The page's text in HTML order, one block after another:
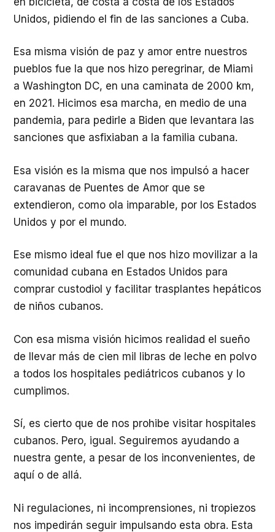
Unidos, pidiendo el fin de las sanciones a Cuba.
Esa misma visión de paz y amor entre nuestros
pueblos fue la que nos hizo peregrinar, de Miami
a Washington DC, en una caminata de 2000 km,
en 2021. Hicimos esa marcha, en medio de una
pandemia, para pedirle a Biden que levantara las
sanciones que asfixiaban a la familia cubana.
Esa visión es la misma que nos impulsó a hacer
caravanas de Puentes de Amor que se
extendieron, como ola imparable, por los Estados
Unidos y por el mundo.
Ese mismo ideal fue el que nos hizo movilizar a la
comunidad cubana en Estados Unidos para
comprar custodiol y facilitar trasplantes hepáticos
de niños cubanos.
Con esa misma visión hicimos realidad el sueño
de llevar más de cien mil libras de leche en polvo
a todos los hospitales pediátricos cubanos y lo
cumplimos.
Sí, es cierto que de nos prohibe visitar hospitales
cubanos. Pero, igual. Seguiremos ayudando a
nuestra gente, a pesar de los inconvenientes, de
aquí o de allá.
Ni regulaciones, ni incomprensiones, ni tropiezos
nos impedirán seguir impulsando esta obra. Esta